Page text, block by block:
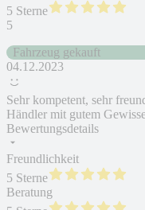
5 Sterne
5
Fahrzeug gekauft
04.12.2023
Sehr kompetent, sehr
Händler mit gutem
Bewertungsdetails
Freundlichkeit
5 Sterne
Beratung